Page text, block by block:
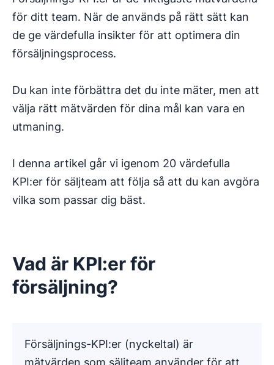
för ditt team. När de används på rätt sätt kan
de ge värdefulla insikter för att optimera din
försäljningsprocess.
Du kan inte förbättra det du inte mäter, men att
välja rätt mätvärden för dina mål kan vara en
utmaning.
I denna artikel går vi igenom 20 värdefulla
KPI:er för säljteam att följa så att du kan avgöra
vilka som passar dig bäst.
Vad är KPI:er för
försäljning?
Försäljnings-KPI:er (nyckeltal) är
mätvärden som säljteam använder för att